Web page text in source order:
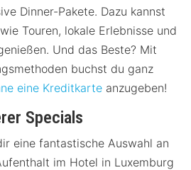
Dinner-Pakete. Dazu kannst
Touren, lokale Erlebnisse und
Und das Beste? Mit
buchst du ganz
eine Kreditkarte anzugeben!
Specials
eine fantastische Auswahl an
im Hotel in Luxemburg